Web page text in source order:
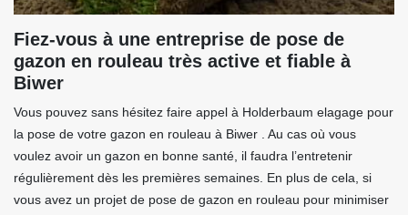
Fiez-vous à une entreprise de pose de
gazon en rouleau très active et fiable à
Biwer
Vous pouvez sans hésitez faire appel à Holderbaum elagage pour
la pose de votre gazon en rouleau à Biwer . Au cas où vous
voulez avoir un gazon en bonne santé, il faudra l’entretenir
régulièrement dès les premières semaines. En plus de cela, si
vous avez un projet de pose de gazon en rouleau pour minimiser